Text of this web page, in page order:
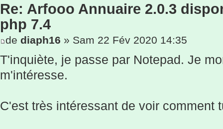
Re: Arfooo Annuaire 2.0.3
php 7.4
de diaph16 » Sam 22 Fév 2020 14:35
T'inquiète, je passe par Notepad. Je
m'intéresse.
C'est très intéressant de voir comment